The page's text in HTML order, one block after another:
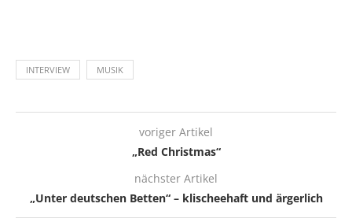
INTERVIEW MUSIK
voriger Artikel
„Red Christmas“
nächster Artikel
„Unter deutschen Betten“ – klischeehaft und ärgerlich